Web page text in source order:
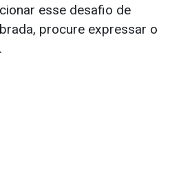
esse desafio de
procure expressar o